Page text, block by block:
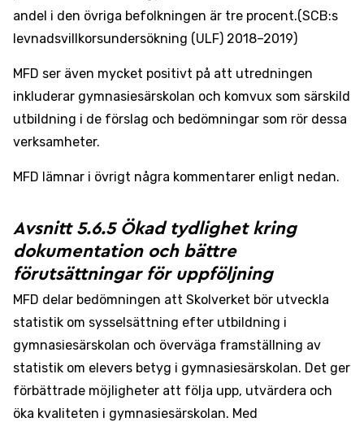
andel i den övriga befolkningen är tre procent.(SCB:s
levnadsvillkorsundersökning (ULF) 2018–2019)
MFD ser även mycket positivt på att utredningen
inkluderar gymnasiesärskolan och komvux som särskild
utbildning i de förslag och bedömningar som rör dessa
verksamheter.
MFD lämnar i övrigt några kommentarer enligt nedan.
Avsnitt 5.6.5 Ökad tydlighet kring
dokumentation och bättre
förutsättningar för uppföljning
MFD delar bedömningen att Skolverket bör utveckla
statistik om sysselsättning efter utbildning i
gymnasiesärskolan och överväga framställning av
statistik om elevers betyg i gymnasiesärskolan. Det ger
förbättrade möjligheter att följa upp, utvärdera och
öka kvaliteten i gymnasiesärskolan. Med